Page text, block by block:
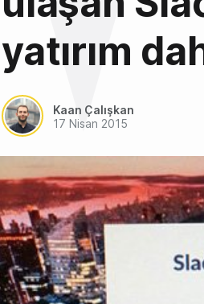
yatırım
Kaan Çalışkan
17 Nisan 2015